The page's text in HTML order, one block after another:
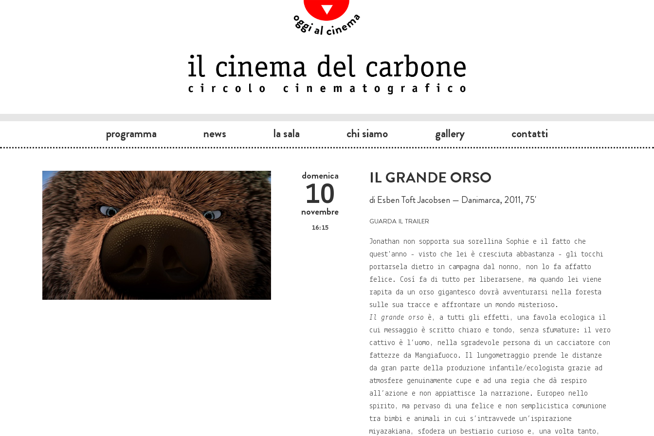
programma news la sala chi siamo gallery contatti
domenica
10
novembre
16:15
IL GRANDE ORSO
di Esben Toft Jacobsen — Danimarca, 2011, 75'
guarda il trailer
Jonathan non sopporta sua sorellina Sophie e il fatto che
quest'anno - visto che lei è cresciuta abbastanza - gli tocchi
portarsela dietro in campagna dal nonno, non lo fa affatto
felice. Così fa di tutto per liberarsene, ma quando lei viene
rapita da un orso gigantesco dovrà avventurarsi nella foresta
sulle sua tracce e affrontare un mondo misterioso.
Il grande orso è, a tutti gli effetti, una favola ecologica il
cui messaggio è scritto chiaro e tondo, senza sfumature: il vero
cattivo è l’uomo, nella sgradevole persona di un cacciatore con
fattezze da Mangiafuoco. Il lungometraggio prende le distanze
da gran parte della produzione infantile/ecologista grazie ad
atmosfere genuinamente cupe e ad una regia che dà respiro
all’azione e non appiattisce la narrazione. Europeo nello
spirito, ma pervaso di una felice e non semplicistica comunione
tra bimbi e animali in cui s’intravvede un’ispirazione
miyazakiana, sfodera un bestiario curioso e, una volta tanto,